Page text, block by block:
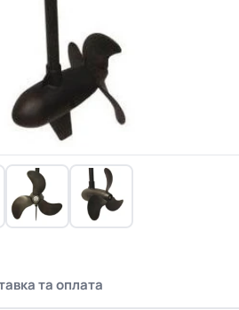
та оплата